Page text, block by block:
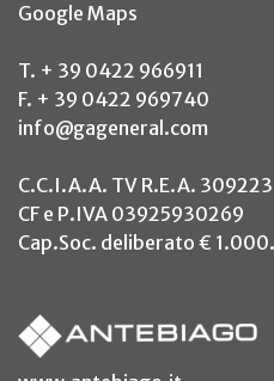
Google Maps
T. + 39 0422 966911
F. + 39 0422 969740
info@gageneral.com
C.C.I.A.A. TV R.E.A. 309223
CF e P.IVA 03925930269
Cap.Soc. deliberato €